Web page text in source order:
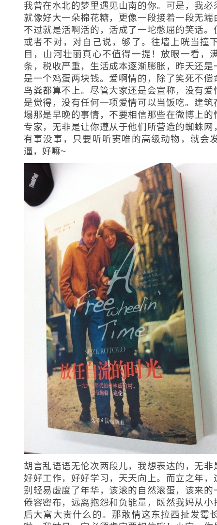
我曾在水北的梦里遇见山南的你。可是，我
就像好大一朵棉花糖，更像一段接着一段无
不过就是活啊活的，活成了一坨憋屈的笑话
或者不对，对自己说，够了。往墙上咣当撞
目，山河壮丽真心不值得一提！放眼一看，
条，税收严重，生活成本逐渐膨胀，昨天还
是一个鸡蛋两块钱。爱啊情的，除了笑死不
鸟粪都算不上。尽管大家还是会宣称，没有
是觉得，没有任何一项爱情可以当饭吃。建
塌那是早晚的事情，不要相信那些在微博上
专家，无非是让你遵从于他们所营造的蜘蛛
有事没事，只要听听窦唯的高级动物，就会
逼，好嘛~
胡言乱语语无伦次两段儿，我想表达的，无
好好工作，好好学习，天天向上。而立之年
别轻易虚度了年华，该滚的自然滚蛋，该来
倦容密布，远离抱怨和负能量，既然我妈从
后大富大贵什么的。那敢情这东拉西扯发霉